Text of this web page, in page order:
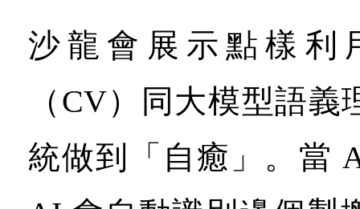
沙龍會展示點樣利
（CV）同大模型語
統做到「自癒」。當